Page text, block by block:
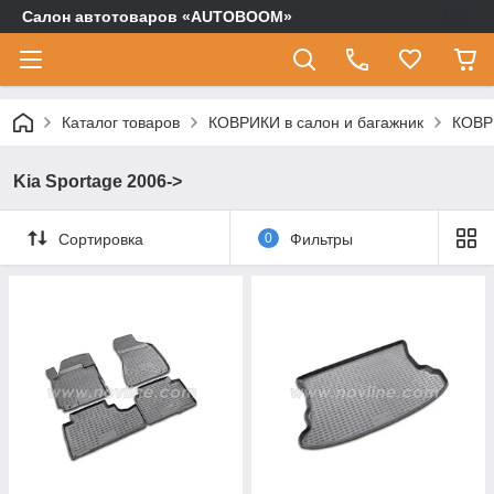
Салон автотоваров «AUTOBOOM»
Каталог товаров КОВРИКИ в салон и багажник
Kia Sportage 2006->
Сортировка 0 Фильтры